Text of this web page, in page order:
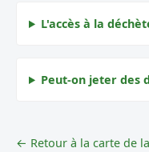
L'accès à la
Peut-on jeter des
← Retour à la carte de